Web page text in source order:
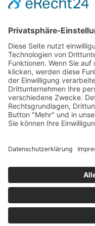
Teilenummern
Hinweis:
Es handelt sich um
um Originalteile. Die
Markennamen dienen
Mähdrescher
Information
Rechtliches